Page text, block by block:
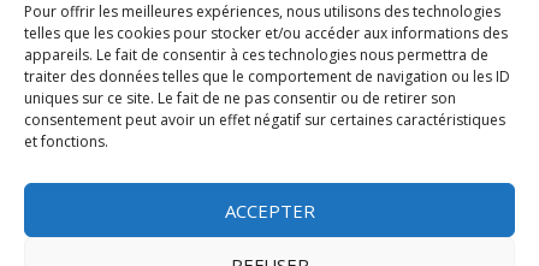
Pour offrir les meilleures expériences, nous utilisons des technologies
telles que les cookies pour stocker et/ou accéder aux informations des
appareils. Le fait de consentir à ces technologies nous permettra de
traiter des données telles que le comportement de navigation ou les ID
uniques sur ce site. Le fait de ne pas consentir ou de retirer son
consentement peut avoir un effet négatif sur certaines caractéristiques
et fonctions.
ACCEPTER